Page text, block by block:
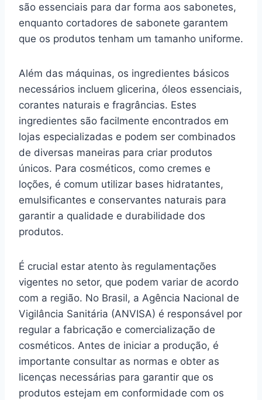
são essenciais para dar forma aos sabonetes,
enquanto cortadores de sabonete garantem
que os produtos tenham um tamanho uniforme.
Além das máquinas, os ingredientes básicos
necessários incluem glicerina, óleos essenciais,
corantes naturais e fragrâncias. Estes
ingredientes são facilmente encontrados em
lojas especializadas e podem ser combinados
de diversas maneiras para criar produtos
únicos. Para cosméticos, como cremes e
loções, é comum utilizar bases hidratantes,
emulsificantes e conservantes naturais para
garantir a qualidade e durabilidade dos
produtos.
É crucial estar atento às regulamentações
vigentes no setor, que podem variar de acordo
com a região. No Brasil, a Agência Nacional de
Vigilância Sanitária (ANVISA) é responsável por
regular a fabricação e comercialização de
cosméticos. Antes de iniciar a produção, é
importante consultar as normas e obter as
licenças necessárias para garantir que os
produtos estejam em conformidade com os